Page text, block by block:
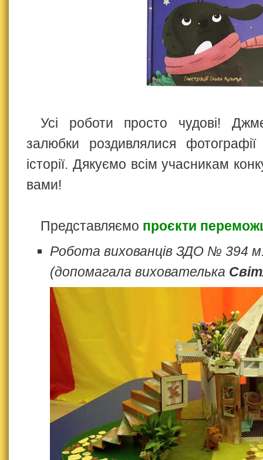
Усі роботи просто чудові!
залюбки роздивлялися
історії. Дякуємо всім учасникам
вами!
Представляємо проєкти
Робота вихованців ЗДО № 394
(допомагала вихователька